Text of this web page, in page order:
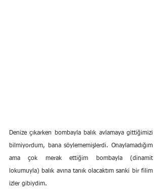
Denize çıkarken bombayla balık avlamaya gittiğimizi
bilmiyordum, bana söylememişlerdi. Onaylamadığım
ama çok merak ettiğim bombayla (dinamit
lokumuyla) balık avına tanık olacaktım sanki bir filim
izler gibiydim.